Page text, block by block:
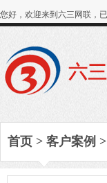
您好，欢迎来到六三网联，
首页 > 客户案例 >